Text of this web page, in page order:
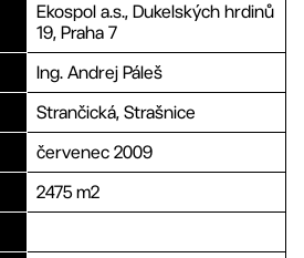
Ekospol a.s., Dukelských hrdinů
19, Praha 7
Ing. Andrej Páleš
Strančická, Strašnice
červenec 2009
2475 m2